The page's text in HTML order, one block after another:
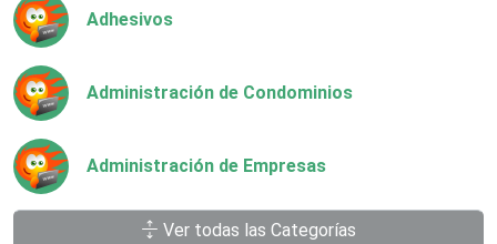
Adhesivos
Administración de Condominios
Administración de Empresas
Agencias Aduanales
Ver todas las Categorías